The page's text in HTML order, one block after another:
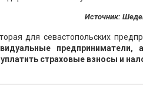
Источник:
для севастопольских
страховые взносы и